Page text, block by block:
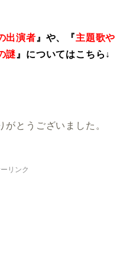
出演者 』や、『主題歌や
謎 』についてはこちら↓
とうございました。
リンク